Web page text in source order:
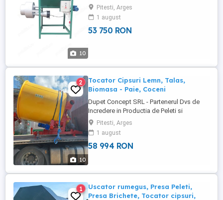
10
Productia de Brichete, cu o experienta de
10 ani in domeniu, producem Linii
complete de Uscare rumegus, orice
biomasa, uscatoare de nisip, agregate,
Pitesti, Arges
1 august
53 750 RON
10
2
Tocator Cipsuri Lemn, Talas,
Biomasa - Paie, Coceni
Dupet Concept SRL - Partenerul Dvs de
Incredere in Productia de Peleti si
Productia de Brichete, cu o experienta de
10 ani in domeniu, producem Linii
complete de Peleti Linii complete de
Brichete de rumegus si biomasa, de
Pitesti, Arges
1 august
58 994 RON
1
Uscator rumegus, Presa Peleti,
Presa Brichete, Tocator cipsuri,